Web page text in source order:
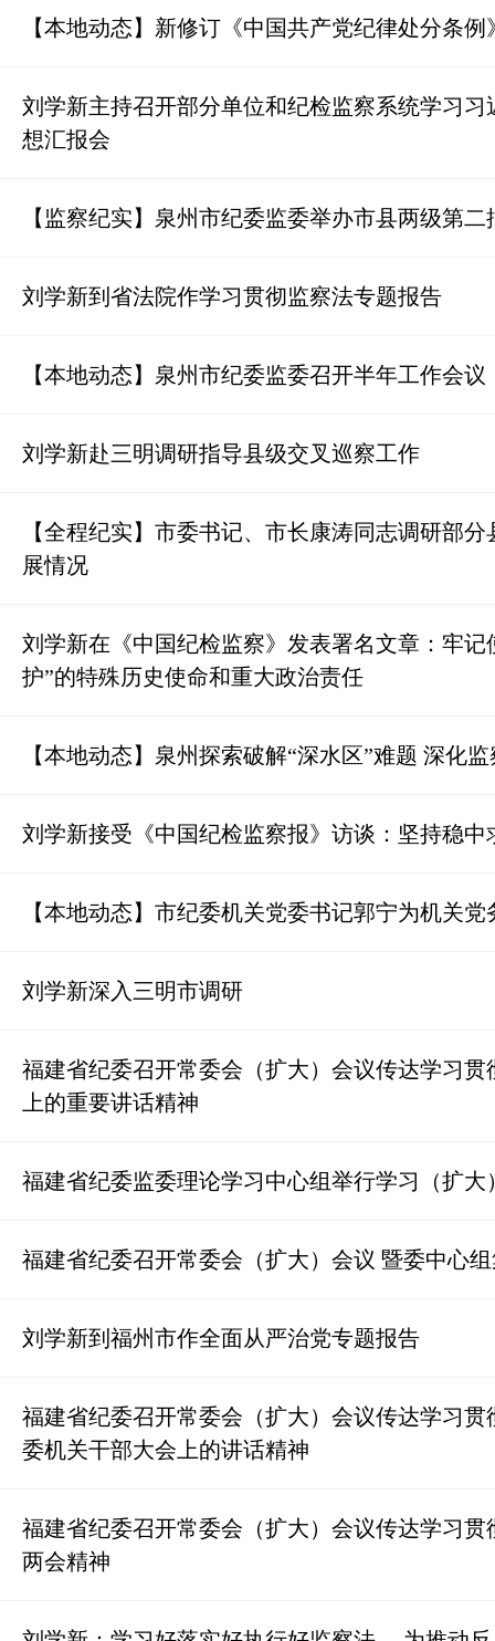
【本地动态】新修订《中国共产党纪律处分条
刘学新主持召开部分单位和纪检监察系统学习
想汇报会
【监察纪实】泉州市纪委监委举办市县两级第
刘学新到省法院作学习贯彻监察法专题报告
【本地动态】泉州市纪委监委召开半年工作会议
刘学新赴三明调研指导县级交叉巡察工作
【全程纪实】市委书记、市长康涛同志调研部
展情况
刘学新在《中国纪检监察》发表署名文章：牢
护”的特殊历史使命和重大政治责任
【本地动态】泉州探索破解“深水区”难题 深化
刘学新接受《中国纪检监察报》访谈：坚持稳
【本地动态】市纪委机关党委书记郭宁为机关
刘学新深入三明市调研
福建省纪委召开常委会（扩大）会议传达学习
上的重要讲话精神
福建省纪委监委理论学习中心组举行学习（扩大
福建省纪委召开常委会（扩大）会议 暨委中心
刘学新到福州市作全面从严治党专题报告
福建省纪委召开常委会（扩大）会议传达学习
委机关干部大会上的讲话精神
福建省纪委召开常委会（扩大）会议传达学习
两会精神